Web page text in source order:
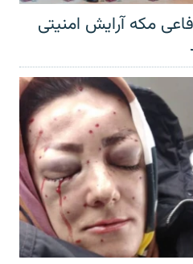
مکه آرایش امنیتی